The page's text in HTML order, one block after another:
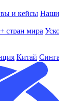
и кейсы Наши
стран мира
Китай